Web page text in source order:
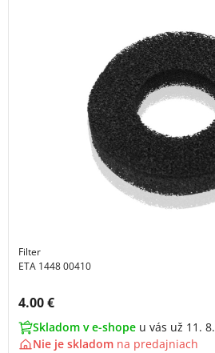
Filter
ETA 1448 00410
Cena s DPH:
4.00 €
Skladom v e-shope u vás už 11. 8.
Nie je skladom na predajniach